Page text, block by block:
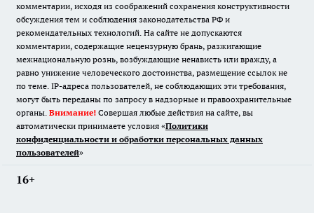
комментарии, исходя из соображений сохранения конструктивности
обсуждения тем и соблюдения законодательства РФ и
рекомендательных технологий. На сайте не допускаются
комментарии, содержащие нецензурную брань, разжигающие
межнациональную рознь, возбуждающие ненависть или вражду, а
равно унижение человеческого достоинства, размещение ссылок не
по теме. IP-адреса пользователей, не соблюдающих эти требования,
могут быть переданы по запросу в надзорные и правоохранительные
органы. Внимание! Совершая любые действия на сайте, вы
автоматически принимаете условия «Политики
конфиденциальности и обработки персональных данных
пользователей»
16+